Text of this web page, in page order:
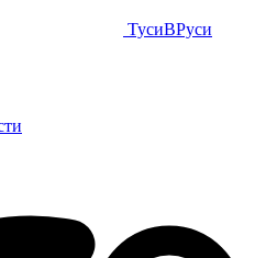
ТусиВРуси